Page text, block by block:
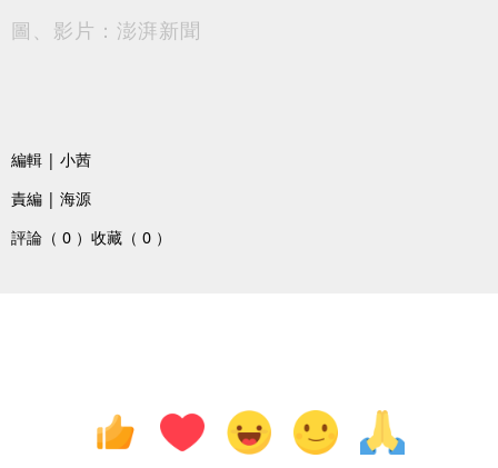
圖、影片：澎湃新聞
編輯 | 小茜
責編 | 海源
評論（ 0 ） 收藏（ 0 ）